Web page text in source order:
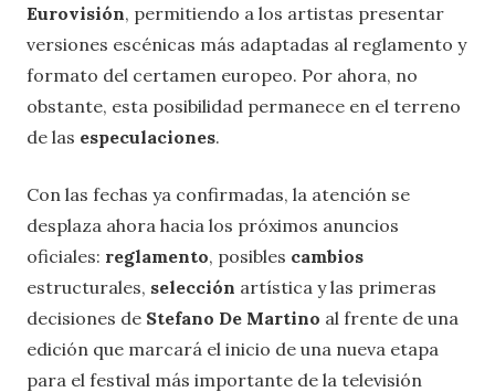
Eurovisión, permitiendo a los artistas presentar
versiones escénicas más adaptadas al reglamento y
formato del certamen europeo. Por ahora, no
obstante, esta posibilidad permanece en el terreno
de las especulaciones.
Con las fechas ya confirmadas, la atención se
desplaza ahora hacia los próximos anuncios
oficiales: reglamento, posibles cambios
estructurales, selección artística y las primeras
decisiones de Stefano De Martino al frente de una
edición que marcará el inicio de una nueva etapa
para el festival más importante de la televisión